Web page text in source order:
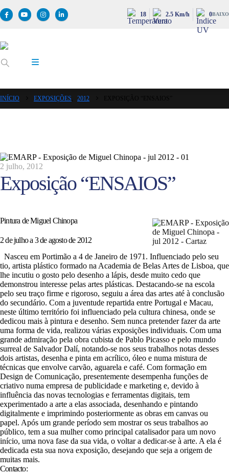
18 2.5 Km/h 0BAIXO
INÍCIO EXPOSIÇÕES 2012
2 julho, 2012
Exposição “ENSAIOS”
Pintura de Miguel Chinopa
2 de julho a 3 de agosto de 2012
Nasceu em Portimão a 4 de Janeiro de 1971. Influenciado pelo seu
tio, artista plástico formado na Academia de Belas Artes de Lisboa, que
lhe incutiu o gosto pelo desenho a lápis, desde muito cedo que
demonstrou interesse pelas artes plásticas. Destacando-se na escola
pelo seu traço firme e rigoroso, seguiu a área das artes até à conclusão
do secundário. Com a juventude repartida entre Portugal e Macau,
neste último território foi influenciado pela cultura chinesa, onde se
dedicou mais à pintura e desenho. Sem nunca pretender fazer da arte
uma forma de vida, realizou várias exposições individuais. Com uma
grande admiração pela obra cubista de Pablo Picasso e pelo mundo
surreal de Salvador Dalí, notando-se nos seus trabalhos notas desses
dois artistas, desenha e pinta em acrílico, óleo e numa mistura de
técnicas que envolve carvão, aguarela e café. Com formação em
Design de Comunicação, presentemente desempenha funções de
criativo numa empresa de publicidade e marketing e, devido à
influência das novas tecnologias e ferramentas digitais, tem
experimentado a arte a elas associada, desenhando e pintando
digitalmente e imprimindo posteriormente as obras em canvas ou
papel. Após um grande período sem mostrar os seus trabalhos ao
público, tem a sua mulher como principal catalisador para um novo
início, uma nova fase da sua vida, o voltar a dedicar-se à arte. A ela é
dedicada esta sua nova exposição, desejando que seja a origem de
muitas mais.
Contacto: